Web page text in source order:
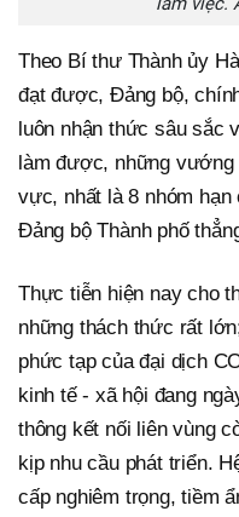
Theo Bí thư Thành ủy
đạt được, Đảng bộ,
luôn nhận thức sâu sắc
làm được, những vướng
vực, nhất là 8 nhóm
Đảng bộ Thành phố
Thực tiễn hiện nay cho
những thách thức rất
phức tạp của đại dịch
kinh tế - xã hội đang
thông kết nối liên vùng
kịp nhu cầu phát triển.
cấp nghiêm trọng, tiềm